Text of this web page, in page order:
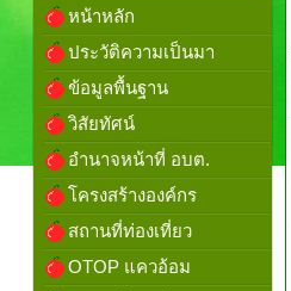
หน้าหลัก
ประวัติความเป็นมา
ข้อมูลพื้นฐาน
วิสัยทัศน์
อำนาจหน้าที่ อบต.
โครงสร้างองค์กร
สถานที่ท่องเที่ยว
OTOP แควอ้อม